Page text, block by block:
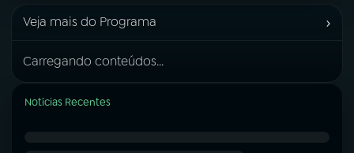
Veja mais do Programa ›
Carregando conteúdos...
Notícias Recentes